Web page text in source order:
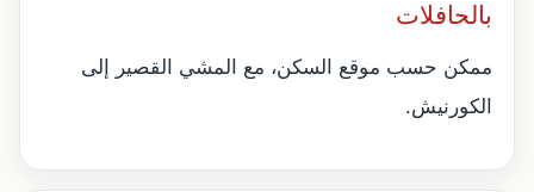
بالحافلات
ممكن حسب موقع السكن، مع المشي القصير إلى
الكورنيش.